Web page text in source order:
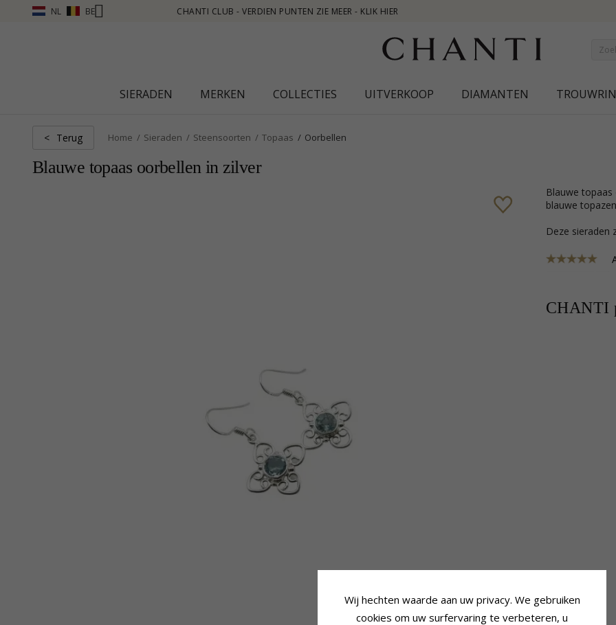
NL BE
PUNTEN ZIE MEER - KLIK HIER
SIERADEN MERKEN COLLECTIES UITVERKOOP DIAMANTEN
< Terug Home Sieraden Steensoorten Topaas Oorbellen
Blauwe topaas oorbellen in zilver
blauwe topaas oorbellen in zilver met glanzend oppervlak en 2 facetgeslepen
blauwe
Deze
CHANTI
Wij hechten waarde aan uw privacy. We gebruiken
cookies om uw surfervaring te verbeteren, u